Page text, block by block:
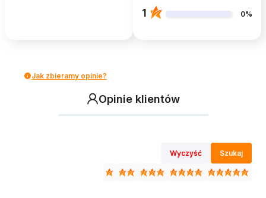
1 0%
Jak zbieramy opinie?
Opinie klientów
Wyczyść Szukaj